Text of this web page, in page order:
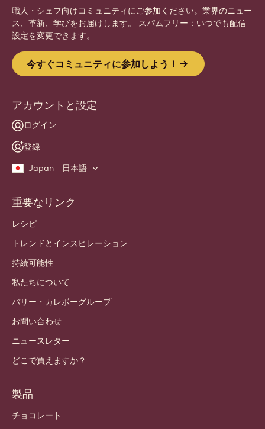
職人・シェフ向けコミュニティにご参加ください。業界のニュー
ス、革新、学びをお届けします。 スパムフリー：いつでも配信
設定を変更できます。
今すぐコミュニティに参加しよう！
アカウントと設定
ログイン
登録
Japan - 日本語
Footer
Callebaut
重要なリンク
レシピ
トレンドとインスピレーション
持続可能性
私たちについて
バリー・カレボーグループ
お問い合わせ
ニュースレター
どこで買えますか？
製品
チョコレート